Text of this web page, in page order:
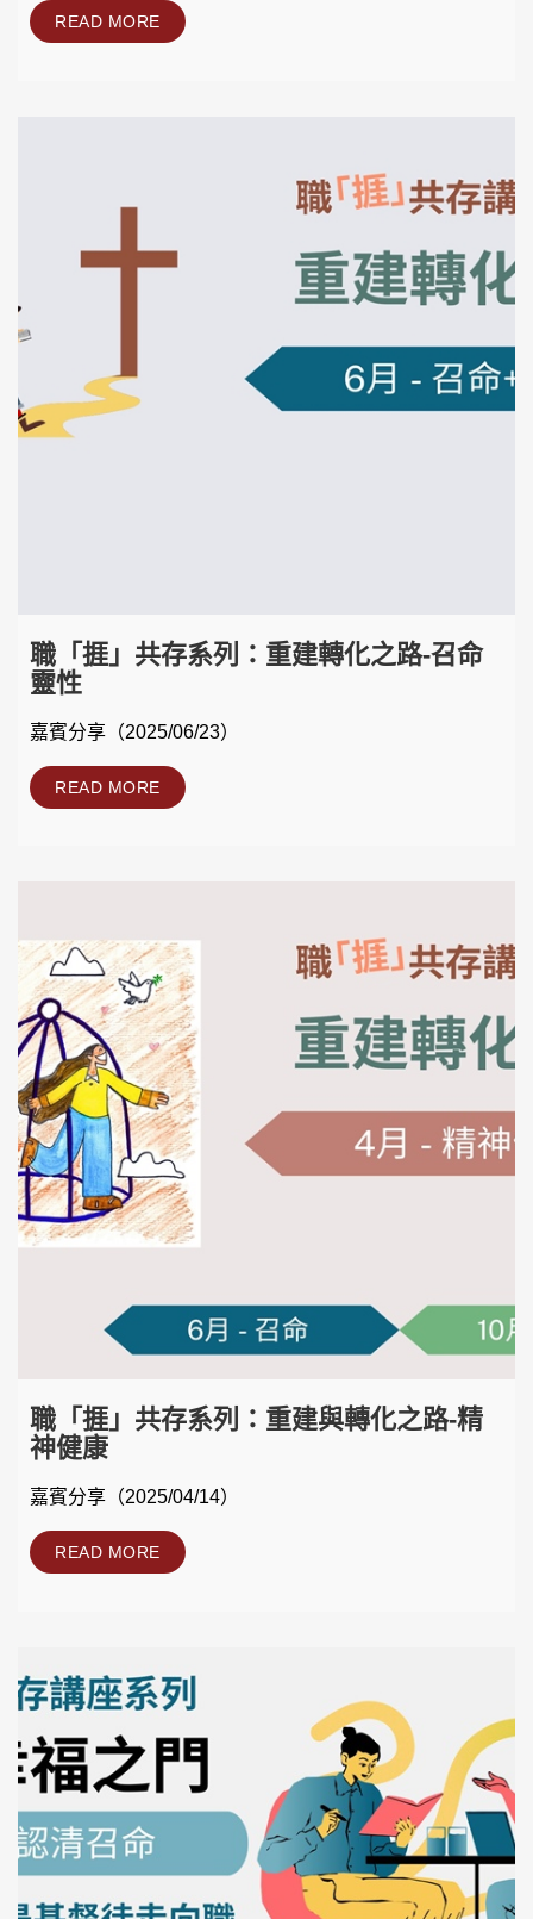
READ MORE
職「捱」共存系列：重建轉化之路-召命
靈性
嘉賓分享（2025/06/23）
READ MORE
職「捱」共存系列：重建與轉化之路-精
神健康
嘉賓分享（2025/04/14）
READ MORE